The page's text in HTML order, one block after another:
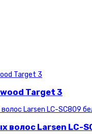
Target 3
волос Larsen LC-